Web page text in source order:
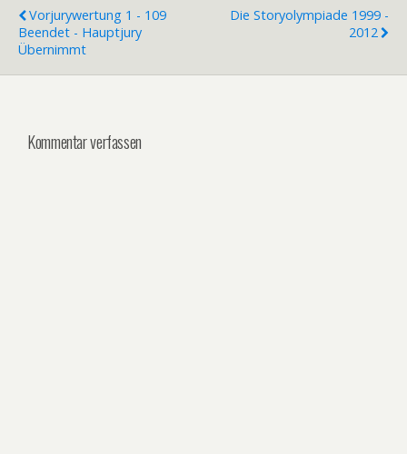
Vorjurywertung 1 - 109
Beendet - Hauptjury
Übernimmt
Die Storyolympiade 1999 -
2012
Kommentar verfassen